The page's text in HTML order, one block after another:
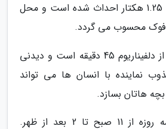
محوطه ای به وسعت 1.25 هکتار احداث شده است و محل
محسوب می گردد.
مدت زمان هر بازدید از دلفیناریوم 45 دقیقه است و دیدنی
نماینده با انسان ها می تواند
هاتان بسازد.
زمان بازدید: همه روزه از 11 صبح تا 2 بعد از ظهر.